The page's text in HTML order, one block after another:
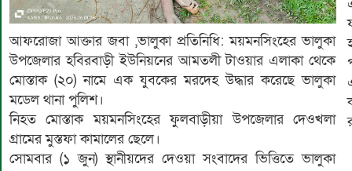
আফরোজা আক্তার জবা ,ভালুকা প্রতিনিধি: ময়মনসিংহের ভালুকা
উপজেলার হবিরবাড়ী ইউনিয়নের আমতলী টাওয়ার এলাকা থেকে
মোস্তাক (২০) নামে এক যুবকের মরদেহ উদ্ধার করেছে ভালুকা
মডেল থানা পুলিশ।
নিহত মোস্তাক ময়মনসিংহের ফুলবাড়ীয়া উপজেলার দেওখলা
গ্রামের মুস্তফা কামালের ছেলে।
সোমবার (১ জুন) স্থানীয়দের দেওয়া সংবাদের ভিত্তিতে ভালুকা